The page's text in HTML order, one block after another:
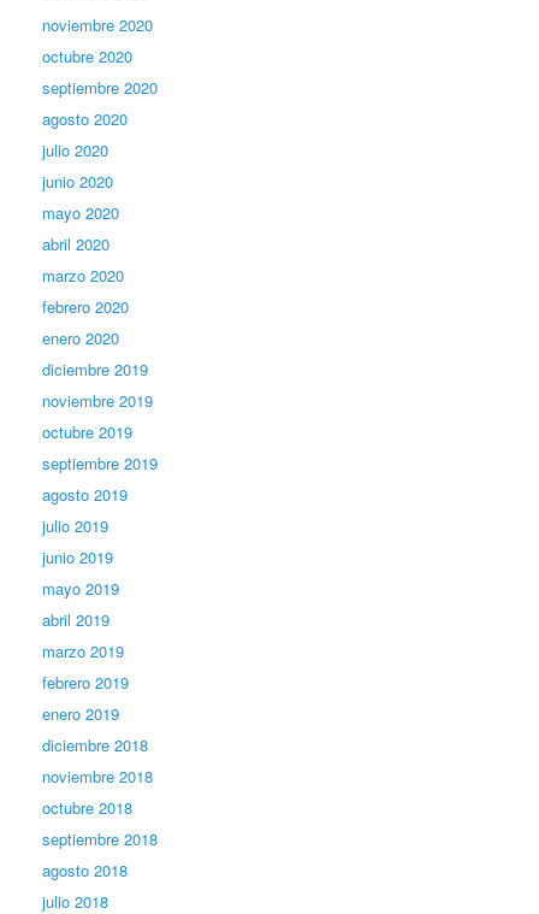
noviembre 2020
octubre 2020
septiembre 2020
agosto 2020
julio 2020
junio 2020
mayo 2020
abril 2020
marzo 2020
febrero 2020
enero 2020
diciembre 2019
noviembre 2019
octubre 2019
septiembre 2019
agosto 2019
julio 2019
junio 2019
mayo 2019
abril 2019
marzo 2019
febrero 2019
enero 2019
diciembre 2018
noviembre 2018
octubre 2018
septiembre 2018
agosto 2018
julio 2018